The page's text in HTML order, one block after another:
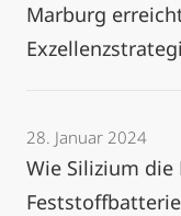
Marburg
28. Januar 2024
Wie Silizium die